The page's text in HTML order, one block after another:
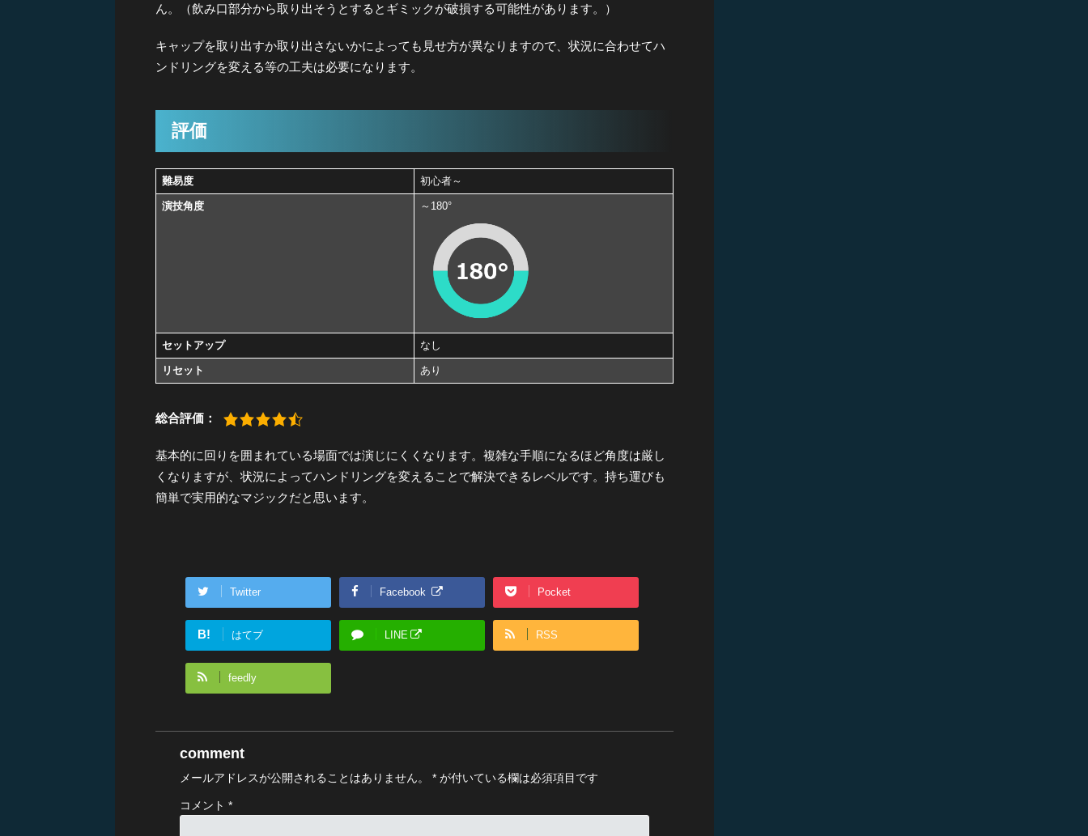
ん。（飲み口部分から取り出そうとするとギミックが破損する可能性があります。）
キャップを取り出すか取り出さないかによっても見せ方が異なりますので、状況に合わせてハ
ンドリングを変える等の工夫は必要になります。
評価
難易度 初心者～
演技角度 ～180°
セットアップ なし
リセット あり
総合評価：
基本的に回りを囲まれている場面では演じにくくなります。複雑な手順になるほど角度は厳し
くなりますが、状況によってハンドリングを変えることで解決できるレベルです。持ち運びも
簡単で実用的なマジックだと思います。
Twitter Facebook Pocket
B! はてブ LINE RSS
feedly
comment
メールアドレスが公開されることはありません。 * が付いている欄は必須項目です
コメント *